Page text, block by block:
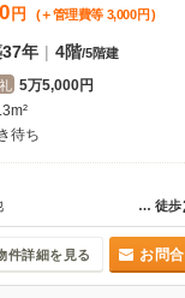
円 (＋管理費等 3,000 円 )
年 | 4階/5階建
礼 5万5,000円
待ち
… 徒歩
件詳細を見る お問